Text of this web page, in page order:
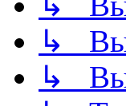
↳
↳